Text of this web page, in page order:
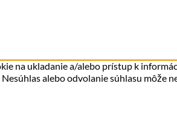
na ukladanie a/alebo prístup k
alebo odvolanie súhlasu môže